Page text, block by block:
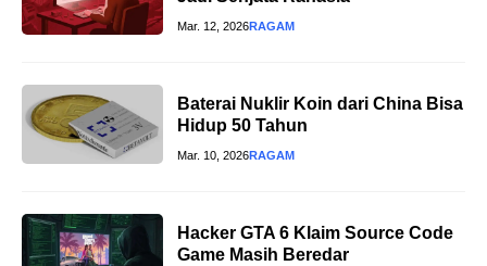
Mar. 12, 2026RAGAM
Baterai Nuklir Koin dari China Bisa
Hidup 50 Tahun
Mar. 10, 2026RAGAM
Hacker GTA 6 Klaim Source Code
Game Masih Beredar